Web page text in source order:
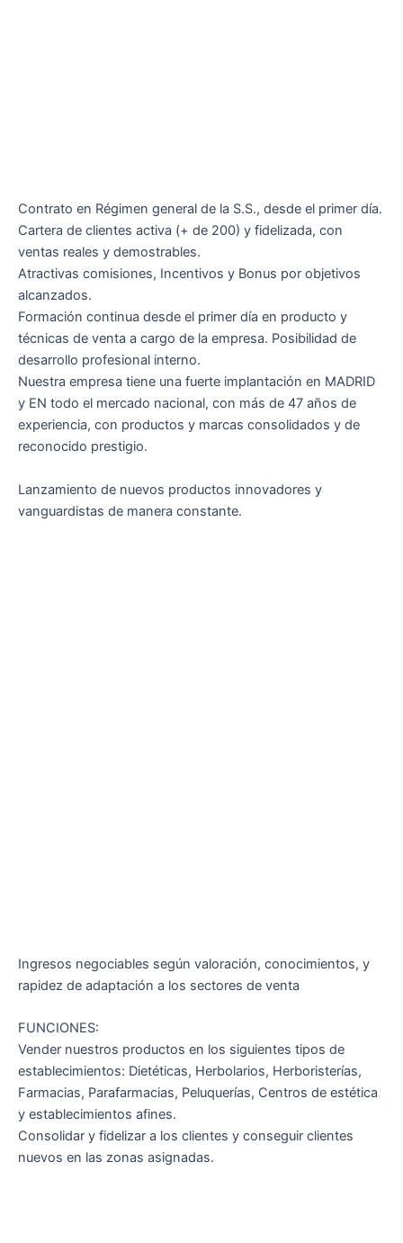
Contrato en Régimen general de la S.S., desde el primer día.
Cartera de clientes activa (+ de 200) y fidelizada, con
ventas reales y demostrables.
Atractivas comisiones, Incentivos y Bonus por objetivos
alcanzados.
Formación continua desde el primer día en producto y
técnicas de venta a cargo de la empresa. Posibilidad de
desarrollo profesional interno.
Nuestra empresa tiene una fuerte implantación en MADRID
y EN todo el mercado nacional, con más de 47 años de
experiencia, con productos y marcas consolidados y de
reconocido prestigio.
Lanzamiento de nuevos productos innovadores y
vanguardistas de manera constante.
Ingresos negociables según valoración, conocimientos, y
rapidez de adaptación a los sectores de venta
FUNCIONES:
Vender nuestros productos en los siguientes tipos de
establecimientos: Dietéticas, Herbolarios, Herboristerías,
Farmacias, Parafarmacias, Peluquerías, Centros de estética
y establecimientos afines.
Consolidar y fidelizar a los clientes y conseguir clientes
nuevos en las zonas asignadas.